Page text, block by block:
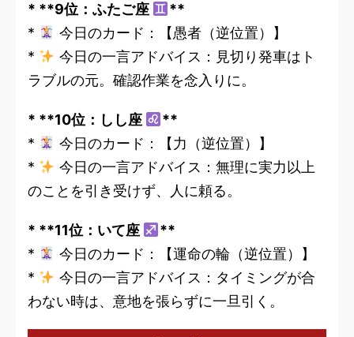
* **9位：ふたご座
**
*
今日のカード：【愚者（逆位置）】
*
今日の一言アドバイス：見切り発車はト
ラブルの元。確認作業を念入りに。
* **10位：しし座
**
*
今日のカード：【力（逆位置）】
*
今日の一言アドバイス：無理に実力以上
のことを引き受けず、人に頼る。
* **11位：いて座
**
*
今日のカード：【運命の輪（逆位置）】
*
今日の一言アドバイス：タイミングが合
わない時は、意地を張らずに一旦引く。